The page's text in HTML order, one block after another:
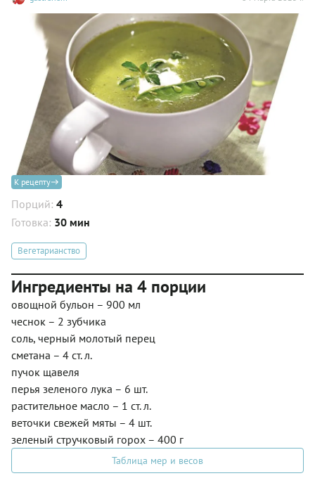
К рецепту
Порций: 4
Готовка: 30 мин
Вегетарианство
Ингредиенты на 4 порции
овощной бульон – 900 мл
чеснок – 2 зубчика
соль, черный молотый перец
сметана – 4 ст. л.
пучок щавеля
перья зеленого лука – 6 шт.
растительное масло – 1 ст. л.
веточки свежей мяты – 4 шт.
зеленый стручковый горох – 400 г
Таблица мер и весов